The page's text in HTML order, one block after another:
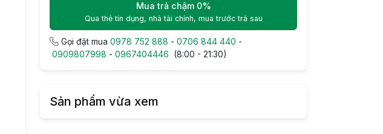
Mua trả chậm 0%
Qua thẻ tín dụng, nhà tài chính, mua trước trả sau
Gọi đặt mua 0978 752 888 - 0706 844 440 -
0909807998 - 0967404446 (8:00 - 21:30)
Sản phẩm vừa xem